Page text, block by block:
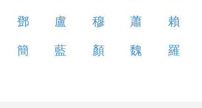
鄧 盧 穆 蕭 賴
簡 藍 顏 魏 羅